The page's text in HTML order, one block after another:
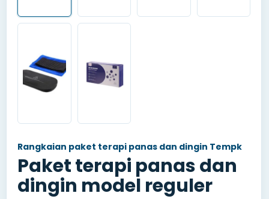
Rangkaian paket terapi panas dan dingin Tempk
Paket terapi panas dan
dingin model reguler